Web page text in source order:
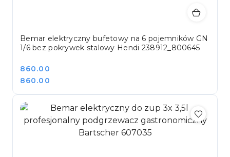
Bemar elektryczny bufetowy na 6 pojemników GN
1/6 bez pokrywek stalowy Hendi 238912_800645
Cena:
860.00
Cena:
860.00